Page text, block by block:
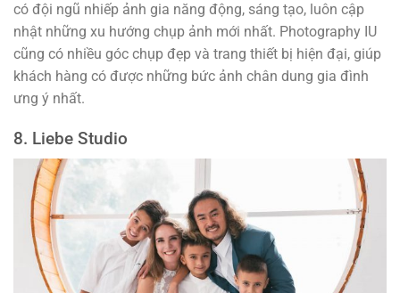
có đội ngũ nhiếp ảnh gia năng động, sáng tạo, luôn cập
nhật những xu hướng chụp ảnh mới nhất. Photography IU
cũng có nhiều góc chụp đẹp và trang thiết bị hiện đại, giúp
khách hàng có được những bức ảnh chân dung gia đình
ưng ý nhất.
8. Liebe Studio